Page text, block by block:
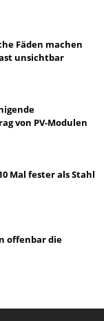
Fäden machen
unsichtbar
von PV-Modulen
Mal fester als Stahl
offenbar die